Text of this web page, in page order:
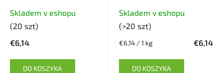
Skladem v eshopu
(20 szt)
€6,14
DO KOSZYKA
ocena
5,0
na
Skladem v eshopu
(>20 szt)
€6,14
Cena
€6,14 / 1 kg
DO KOSZYKA